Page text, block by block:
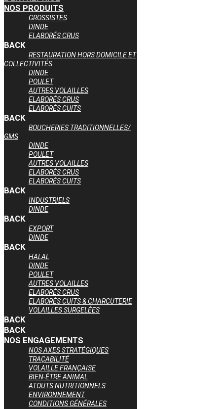
NOS PRODUITS
GROSSISTES
DINDE
ELABORÉS CRUS
BACK
RESTAURATION HORS DOMICILE ET
COLLECTIVITÉS
DINDE
POULET
AUTRES VOLAILLES
ELABORÉS CRUS
ELABORÉS CUITS
BACK
BOUCHERIES TRADITIONNELLES/
GMS
DINDE
POULET
AUTRES VOLAILLES
ELABORÉS CRUS
ELABORÉS CUITS
BACK
INDUSTRIELS
DINDE
BACK
EXPORT
DINDE
BACK
HALAL
DINDE
POULET
AUTRES VOLAILLES
ELABORÉS CRUS
ELABORÉS CUITS & CHARCUTERIE
VOLAILLES SURGELÉES
BACK
BACK
NOS ENGAGEMENTS
NOS AXES STRATÉGIQUES
TRAÇABILITÉ
VOLAILLE FRANÇAISE
BIEN-ÊTRE ANIMAL
ATOUTS NUTRITIONNELS
ENVIRONNEMENT
CONDITIONS GÉNÉRALES